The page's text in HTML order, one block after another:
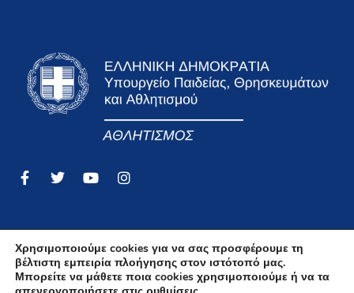
Όροι Χρήσης
Χρησιμοποιούμε cookies για να σας προσφέρουμε τη
βέλτιστη εμπειρία πλοήγησης στον ιστότοπό μας.
Μπορείτε να μάθετε ποια cookies χρησιμοποιούμε ή να τα